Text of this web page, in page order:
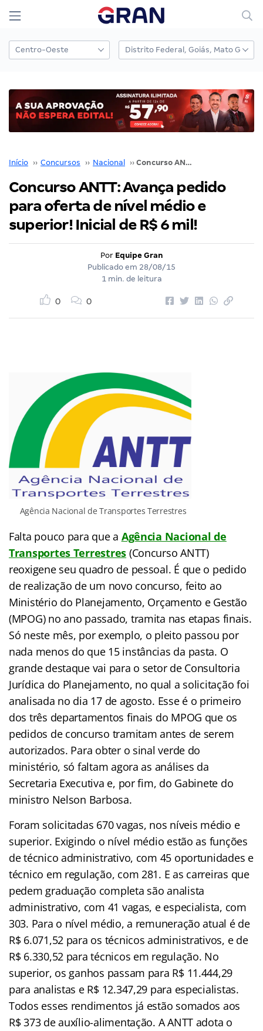
Início ›› Concursos ›› Nacional ›› Concurso ANTT: Avança pedido para oferta de nível médio e superior! Inicial de R$ 6 mil!
Concurso ANTT: Avança pedido
para oferta de nível médio e
superior! Inicial de R$ 6 mil!
Por Equipe Gran
Publicado em 28/08/15
1 min. de leitura
0 0
Agência Nacional de Transportes Terrestres
Falta pouco para que a Agência Nacional de
Transportes Terrestres (Concurso ANTT)
reoxigene seu quadro de pessoal. É que o pedido
de realização de um novo concurso, feito ao
Ministério do Planejamento, Orçamento e Gestão
(MPOG) no ano passado, tramita nas etapas finais.
Só neste mês, por exemplo, o pleito passou por
nada menos do que 15 instâncias da pasta. O
grande destaque vai para o setor de Consultoria
Jurídica do Planejamento, no qual a solicitação foi
analisada no dia 17 de agosto. Esse é o primeiro
dos três departamentos finais do MPOG que os
pedidos de concurso tramitam antes de serem
autorizados. Para obter o sinal verde do
ministério, só faltam agora as análises da
Secretaria Executiva e, por fim, do Gabinete do
ministro Nelson Barbosa.
Foram solicitadas 670 vagas, nos níveis médio e
superior. Exigindo o nível médio estão as funções
de técnico administrativo, com 45 oportunidades e
técnico em regulação, com 281. E as carreiras que
pedem graduação completa são analista
administrativo, com 41 vagas, e especialista, com
303. Para o nível médio, a remuneração atual é de
R$ 6.071,52 para os técnicos administrativos, e de
R$ 6.330,52 para técnicos em regulação. No
superior, os ganhos passam para R$ 11.444,29
para analistas e R$ 12.347,29 para especialistas.
Todos esses rendimentos já estão somados aos
R$ 373 de auxílio-alimentação. A ANTT adota o